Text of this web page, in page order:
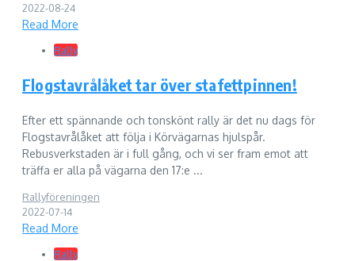
2022-08-24
Read More
Rally
Flogstavrålåket tar över stafettpinnen!
Efter ett spännande och tonskönt rally är det nu dags för
Flogstavrålåket att följa i Körvägarnas hjulspår.
Rebusverkstaden är i full gång, och vi ser fram emot att
träffa er alla på vägarna den 17:e ...
Rallyföreningen
2022-07-14
Read More
Rally